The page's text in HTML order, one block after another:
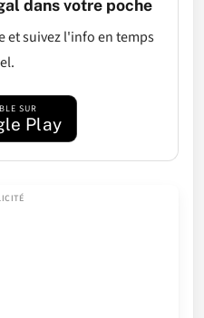
dans votre poche
et suivez l'info en temps
SUR
Play